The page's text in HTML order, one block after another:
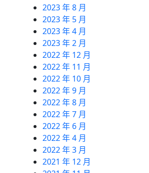
2023 年 8 月
2023 年 5 月
2023 年 4 月
2023 年 2 月
2022 年 12 月
2022 年 11 月
2022 年 10 月
2022 年 9 月
2022 年 8 月
2022 年 7 月
2022 年 6 月
2022 年 4 月
2022 年 3 月
2021 年 12 月